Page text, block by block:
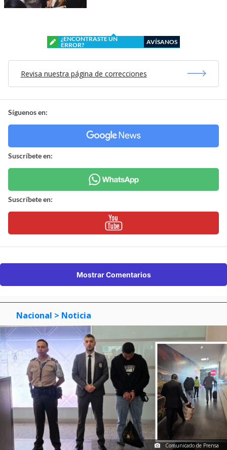
¿ENCONTRASTE UN
ERROR?
AVÍSANOS
Revisa nuestra página de correcciones
Síguenos en:
Suscríbete en:
Suscríbete en:
Mostrar Comentarios
Nacional > Noticia
Comunicado de Prensa